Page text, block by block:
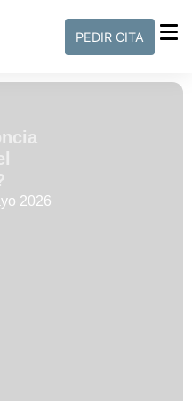
PEDIR CITA
2026